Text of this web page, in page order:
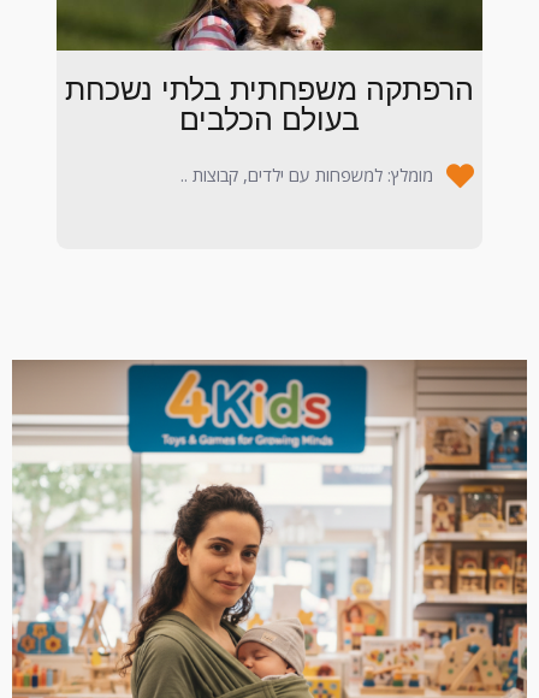
הרפתקה משפחתית בלתי נשכחת
בעולם הכלבים
מומלץ: למשפחות עם ילדים, קבוצות ..